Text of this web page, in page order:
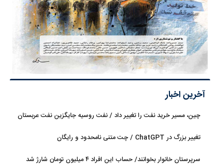
آخرین اخبار
چین، مسیر خرید نفت را تغییر داد / نفت روسیه جایگزین نفت عربستان
تغییر بزرگ در ChatGPT / چت متنی نامحدود و رایگان
سرپرستان خانوار بخوانند/ حساب این افراد ۴ میلیون تومان شارژ شد